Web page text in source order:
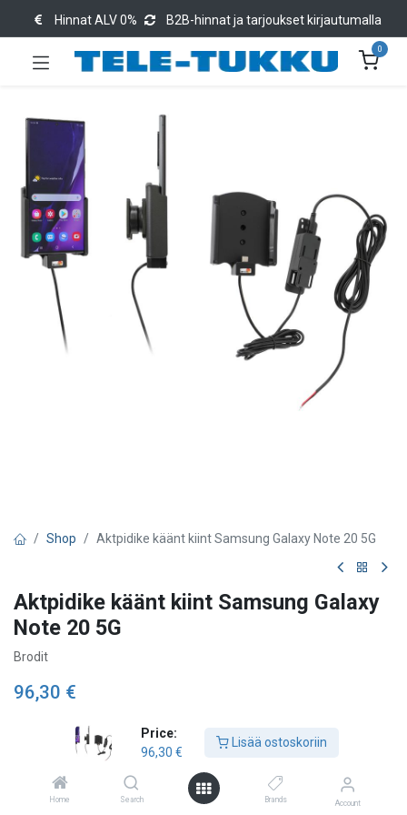
Price:
96,30 €
Lisää ostoskoriin
Home Search Brands Account
Hinnat ALV 0% B2B-hinnat ja tarjoukset kirjautumalla
0
Shop Aktpidike käänt kiint Samsung Galaxy Note 20 5G
Aktpidike käänt kiint Samsung Galaxy
Note 20 5G
Brodit
96,30 €
Lisää ostoskoriin
Lisää toivelistalle